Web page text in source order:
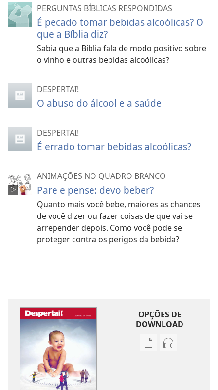
PERGUNTAS BÍBLICAS RESPONDIDAS
É pecado tomar bebidas alcoólicas? O
que a Bíblia diz?
Sabia que a Bíblia fala de modo positivo sobre
o vinho e outras bebidas alcoólicas?
DESPERTAI!
O abuso do álcool e a saúde
DESPERTAI!
É errado tomar bebidas alcoólicas?
ANIMAÇÕES NO QUADRO BRANCO
Pare e pense: devo beber?
Quanto mais você bebe, maiores as chances
de você dizer ou fazer coisas de que vai se
arrepender depois. Como você pode se
proteger contra os perigos da bebida?
OPÇÕES DE
DOWNLOAD
OpçõesOpções